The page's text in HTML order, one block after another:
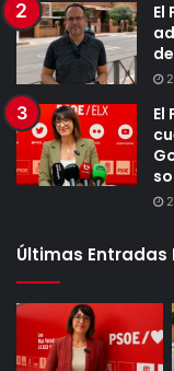
El
El
Últimas